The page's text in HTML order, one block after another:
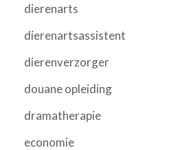
dierenarts
dierenartsassistent
dierenverzorger
douane opleiding
dramatherapie
economie